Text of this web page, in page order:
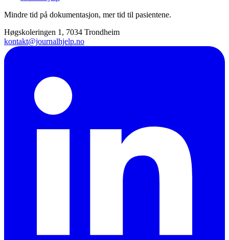
Mindre tid på dokumentasjon, mer tid til pasientene.
Høgskoleringen 1, 7034 Trondheim
kontakt@journalhjelp.no